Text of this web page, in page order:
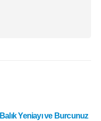
Yeniayı ve Burcunuz